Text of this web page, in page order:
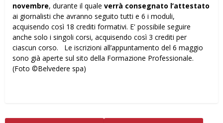
novembre, durante il quale verrà consegnato l’attestato
ai giornalisti che avranno seguito tutti e 6 i moduli,
acquisendo così 18 crediti formativi. E' possibile seguire
anche solo i singoli corsi, acquisendo così 3 crediti per
ciascun corso. Le iscrizioni all’appuntamento del 6 maggio
sono già aperte sul sito della Formazione Professionale.
(Foto ©Belvedere spa)